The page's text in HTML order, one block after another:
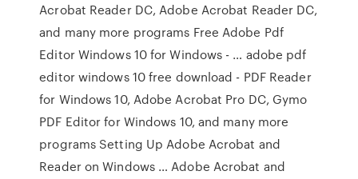
Acrobat Reader DC, Adobe Acrobat Reader DC,
and many more programs Free Adobe Pdf
Editor Windows 10 for Windows - … adobe pdf
editor windows 10 free download - PDF Reader
for Windows 10, Adobe Acrobat Pro DC, Gymo
PDF Editor for Windows 10, and many more
programs Setting Up Adobe Acrobat and
Reader on Windows … Adobe Acrobat and